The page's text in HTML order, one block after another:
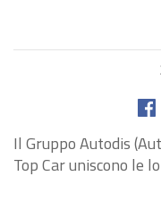
Il Gruppo Autodis
Top Car uniscono le